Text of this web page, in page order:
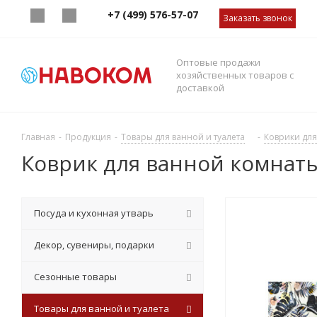
+7 (499) 576-57-07 Заказать звонок
Оптовые продажи
хозяйственных товаров с
доставкой
Главная - Продукция - Товары для ванной и туалета - Коврики
Коврик для ванной
Посуда и кухонная утварь
Декор, сувениры, подарки
Сезонные товары
Товары для ванной и туалета